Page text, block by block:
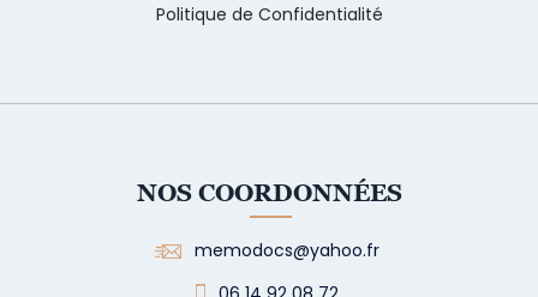
Politique de Confidentialité
NOS COORDONNÉES
memodocs@yahoo.fr